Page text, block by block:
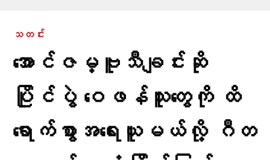
သတင်း
အောင်ဇမ္ဗူသီချင်းဆို
ပြိုင်ပွဲ ဝေဖန်သူတွေကို ထိ
ရောက်စွာအရေးယူမယ်လို့ ဂီတ